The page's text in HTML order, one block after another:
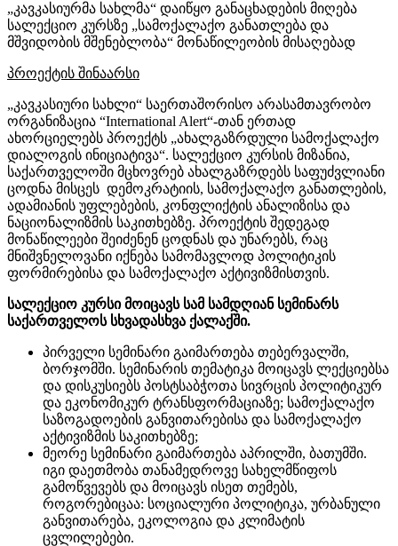
„კავკასიურმა სახლმა“ დაიწყო განაცხადების მიღება
სალექციო კურსზე „სამოქალაქო განათლება და
მშვიდობის მშენებლობა“ მონაწილეობის მისაღებად
პროექტის შინაარსი
„კავკასიური სახლი“ საერთაშორისო არასამთავრობო
ორგანიზაცია “International Alert“-თან ერთად
ახორციელებს პროექტს „ახალგაზრდული სამოქალაქო
დიალოგის ინიციატივა“. სალექციო კურსის მიზანია,
საქართველოში მცხოვრებ ახალგაზრდებს საფუძვლიანი
ცოდნა მისცეს დემოკრატიის, სამოქალაქო განათლების,
ადამიანის უფლებების, კონფლიქტის ანალიზისა და
ნაციონალიზმის საკითხებზე. პროექტის შედეგად
მონაწილეები შეიძენენ ცოდნას და უნარებს, რაც
მნიშვნელოვანი იქნება სამომავლოდ პოლიტიკის
ფორმირებისა და სამოქალაქო აქტივიზმისთვის.
სალექციო კურსი მოიცავს სამ სამდღიან სემინარს
საქართველოს სხვადასხვა ქალაქში.
პირველი სემინარი გაიმართება თებერვალში,
ბორჯომში. სემინარის თემატიკა მოიცავს ლექციებსა
და დისკუსიებს პოსტსაბჭოთა სივრცის პოლიტიკურ
და ეკონომიკურ ტრანსფორმაციაზე; სამოქალაქო
საზოგადოების განვითარებისა და სამოქალაქო
აქტივიზმის საკითხებზე;
მეორე სემინარი გაიმართება აპრილში, ბათუმში.
იგი დაეთმობა თანამედროვე სახელმწიფოს
გამოწვევებს და მოიცავს ისეთ თემებს,
როგორებიცაა: სოციალური პოლიტიკა, ურბანული
განვითარება, ეკოლოგია და კლიმატის
ცვლილებები.